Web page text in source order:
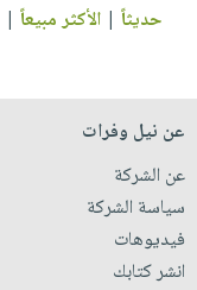
حديثاً |الأكثر مبيعاً |
عن نيل وفرات
عن الشركة
سياسة الشركة
فيديوهات
انشر كتابك